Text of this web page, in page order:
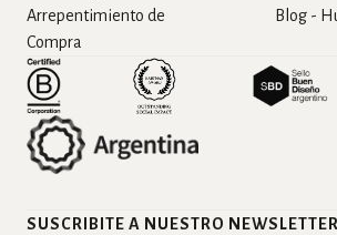
Arrepentimiento de
Compra
Blog -
SUSCRIBITE A NUESTRO NEWSLETTER